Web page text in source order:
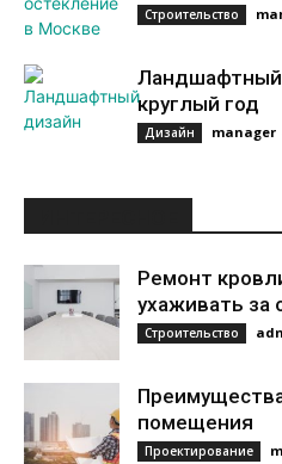
Строительство
Ландшафтный
круглый год
Дизайн manager
Ремонт
ухаживать за
Строительство
помещения
Проектирование